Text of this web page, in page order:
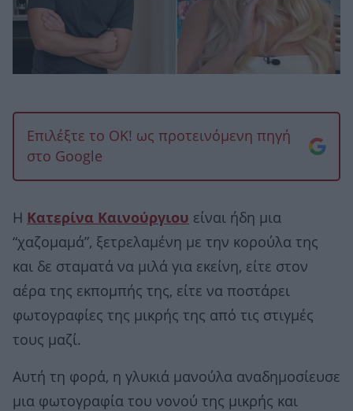
Επιλέξτε το OK! ως προτεινόμενη πηγή
στο Google
Η Κατερίνα Καινούργιου είναι ήδη μια
“χαζομαμά”, ξετρελαμένη με την κορούλα της
και δε σταματά να μιλά για εκείνη, είτε στον
αέρα της εκπομπής της, είτε να ποστάρει
φωτογραφίες της μικρής της από τις στιγμές
τους μαζί.
Αυτή τη φορά, η γλυκιά μανούλα αναδημοσίευσε
μια φωτογραφία του νονού της μικρής και